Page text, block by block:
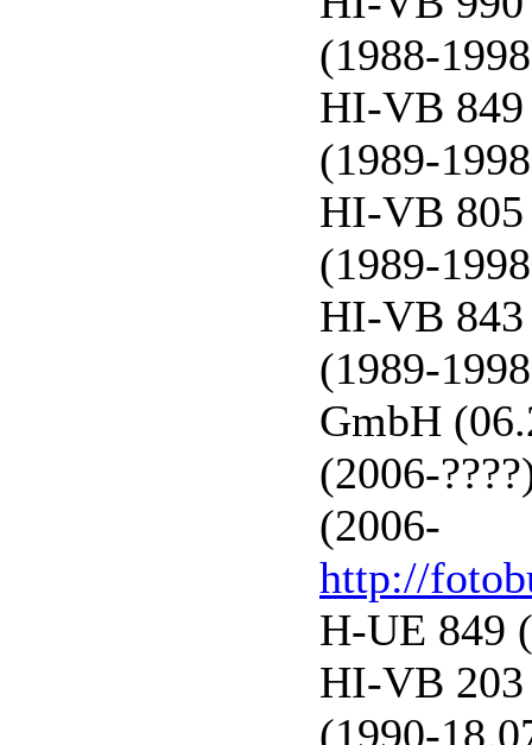
(1988-
HI-VB 849
(1989-
HI-VB 805
(1989-
HI-VB 843
(1989-
GmbH
(2006-
(2006-
http://
H-UE 849
HI-VB 203
(1990-